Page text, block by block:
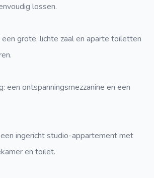
lossen.
grote, lichte zaal en aparte toiletten
een ontspanningsmezzanine en een
ingericht studio-appartement met
en toilet.